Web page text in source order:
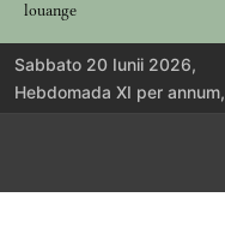
louange
Sabbato 20 Iunii 2026,
Hebdomada XI per annum,